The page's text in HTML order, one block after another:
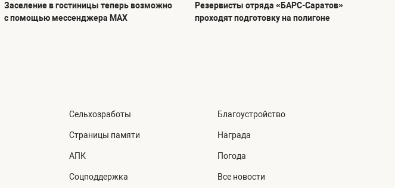
Заселение в гостиницы теперь возможно
с помощью мессенджера MAX
Резервисты отряда «БАРС-Саратов»
проходят подготовку на полигоне
Сельхозработы
Страницы памяти
АПК
Соцподдержка
Благоустройство
Награда
Погода
Все новости